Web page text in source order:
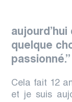
quelque
passionné.”
Cela fait 12
et je suis